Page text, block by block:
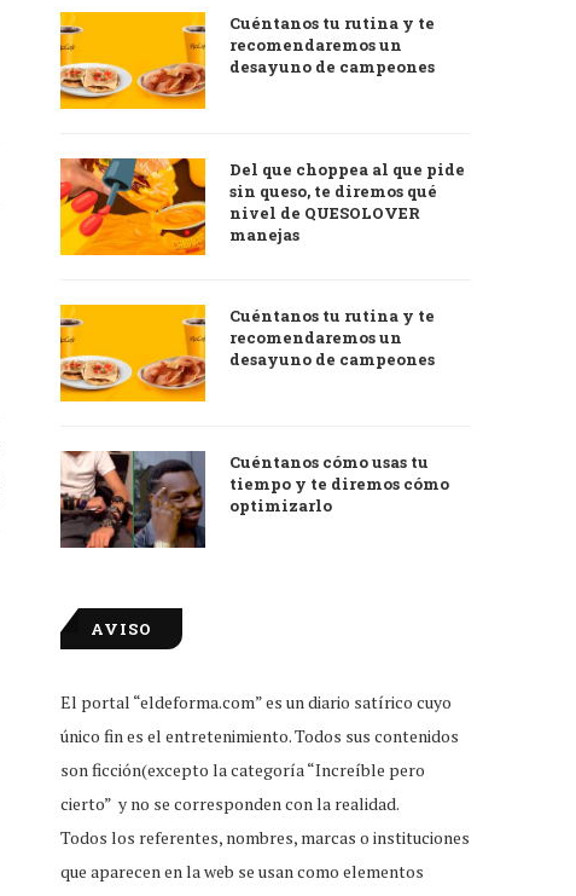
Little Caesars firma convenio con
Duolingo para dar...
México después de que
Cuéntanos tu rutina y te
recomendaremos un
desayuno de campeones
Del que choppea al que pide
sin queso, te diremos qué
nivel de QUESOLOVER
manejas
Cuéntanos tu rutina y te
recomendaremos un
desayuno de campeones
Cuéntanos cómo usas tu
tiempo y te diremos cómo
optimizarlo
AVISO
El portal “eldeforma.com” es un diario satírico cuyo
único fin es el entretenimiento. Todos sus contenidos
son ficción(excepto la categoría “Increíble pero
cierto” y no se corresponden con la realidad.
Todos los referentes, nombres, marcas o instituciones
que aparecen en la web se usan como elementos